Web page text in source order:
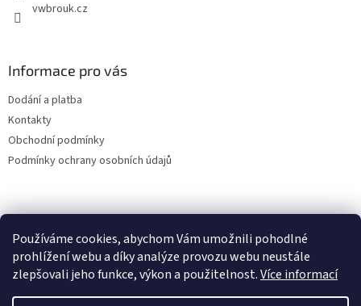
Používáme cookies, abychom Vám umožnili pohodlné
prohlížení webu a díky analýze provozu webu neustále
zlepšovali jeho funkce, výkon a použitelnost.Více informací
vwbrouk.cz
Informace pro vás
Dodání a platba
Kontakty
Obchodní podmínky
Podmínky ochrany osobních údajů